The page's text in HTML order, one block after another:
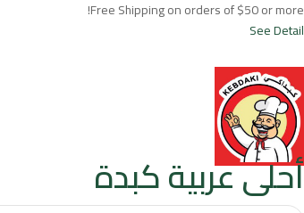
Free Shipping on orders of $50 or more!
See Detail
أحلى عربية كبدة